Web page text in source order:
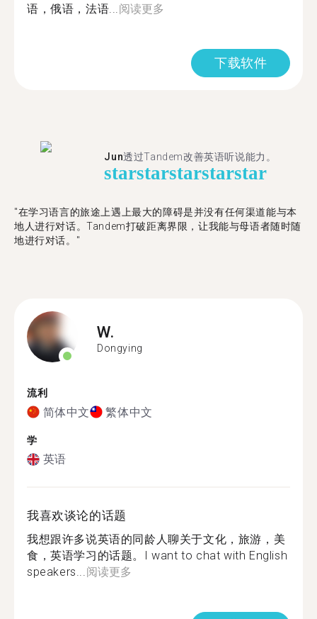
语，俄语，法语...阅读更多
下载软件
Jun透过Tandem改善英语听说能力。
starstarstarstarstar
"在学习语言的旅途上遇上最大的障碍是并没有任何渠道能与本
地人进行对话。Tandem打破距离界限，让我能与母语者随时随
地进行对话。"
W.
Dongying
流利
简体中文 繁体中文
学
英语
我喜欢谈论的话题
我想跟许多说英语的同龄人聊关于文化，旅游，美
食，英语学习的话题。I want to chat with English
speakers...阅读更多